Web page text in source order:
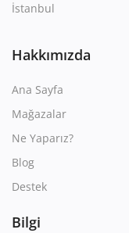
İstanbul
Hakkımızda
Ana Sayfa
Mağazalar
Ne Yaparız?
Blog
Destek
Bilgi